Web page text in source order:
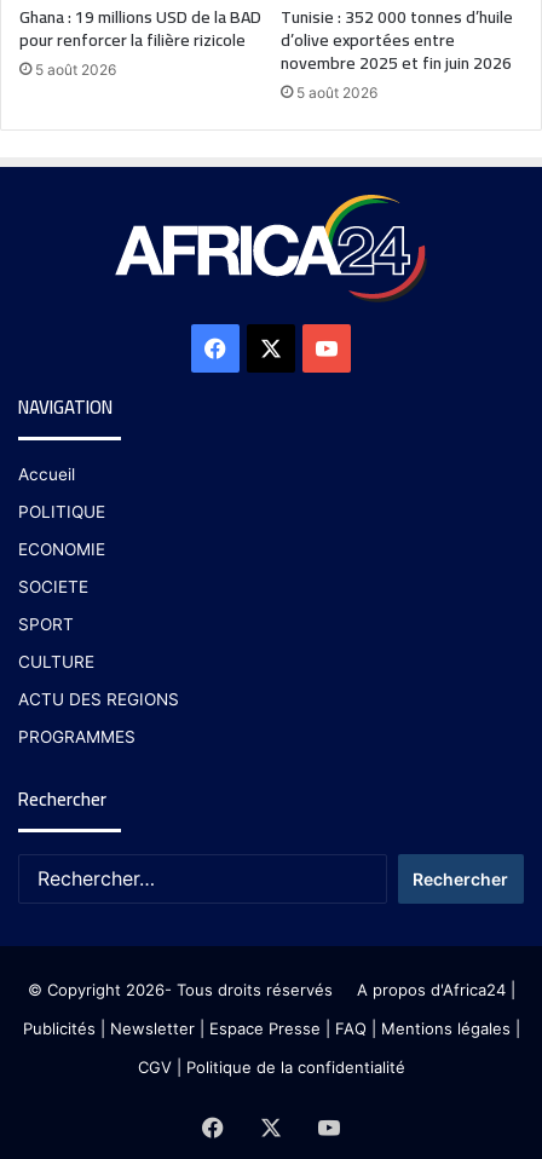
Ghana : 19 millions USD de la BAD
pour renforcer la filière rizicole
5 août 2026
Tunisie : 352 000 tonnes d’huile
d’olive exportées entre
novembre 2025 et fin juin 2026
5 août 2026
NAVIGATION
Accueil
POLITIQUE
ECONOMIE
SOCIETE
SPORT
CULTURE
ACTU DES REGIONS
PROGRAMMES
Rechercher
© Copyright 2026- Tous droits réservés A propos d'Africa24|
Publicités
Newsletter| Espace Presse | FAQ | Mentions légales
CGV| Politique de la confidentialité